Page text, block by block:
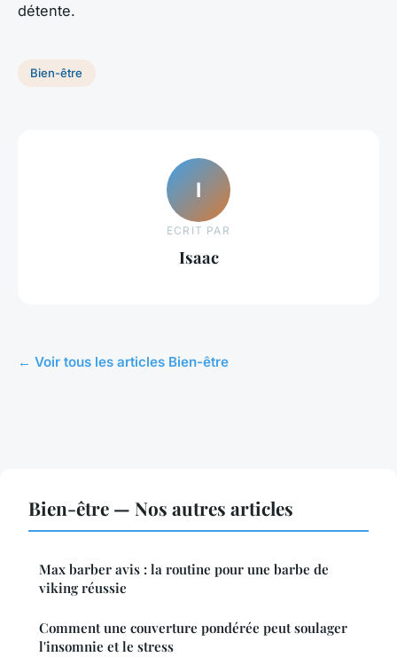
détente.
Bien-être
I
ECRIT PAR
Isaac
← Voir tous les articles Bien-être
Bien-être — Nos autres articles
Max barber avis : la routine pour une barbe de
viking réussie
Comment une couverture pondérée peut soulager
l'insomnie et le stress